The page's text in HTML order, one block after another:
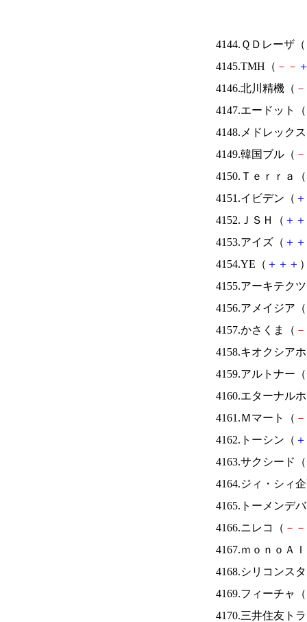
4144.ＱＤレーザ（
4145.TMH（ － －
4146.北川精機（ －
4147.エードット（
4148.メドレック
4149.韓国ブル（ －
4150.Ｔｅｒｒａ（
4151.イビデン（ ＋
4152.ＪＳＨ（ ＋ ＋
4153.アイズ（ ＋ ＋
4154.YE（ ＋ ＋ ＋
4155.アーキテク
4156.アメイジア（
4157.かさくま（ －
4158.キオクシア
4159.アルトナー（
4160.エターナル
4161.Ｍマート（ －
4162.トーシン（ ＋
4163.サクシード（
4164.ジィ・シィ
4165.トーメンデ
4166.ニレコ（ － －
4167.ｍｏｎｏＡ
4168.シリコンス
4169.フィーチャ（
4170.三井住友ト